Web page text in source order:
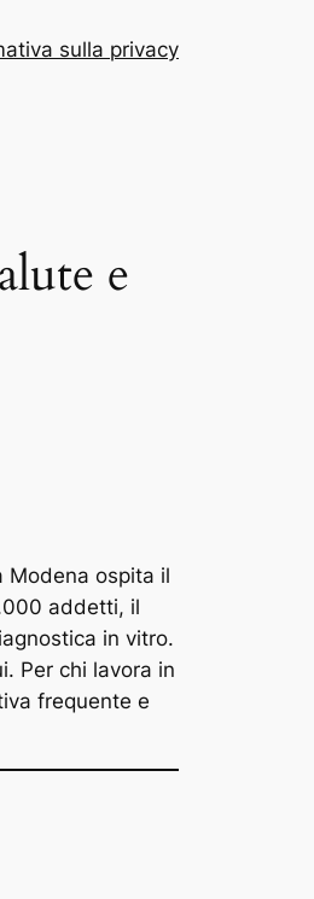
sulla privacy
e
Modena ospita il
addetti, il
in vitro.
Per chi lavora in
frequente e